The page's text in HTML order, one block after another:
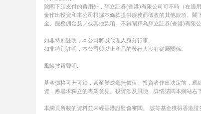
除閣下須支付的費用外，輝立証券(香港)有限公司可不時（在適
金作出投資和本公司根據本條款提供服務而徵收的其他款項。
金、服務佣金及／或其他款項，不得闡釋為輝立証券(香港)有限
如非特別註明，本公司將以代理人身分行事。
如非特別註明，本公司與以上產品的發行人沒有從屬關係。
風險披露聲明:
基金價格可升可跌，甚至變成毫無價值。投資者作出決定前，
資，應尋求獨立的專業意見。投資涉及風險，詳情請閱本網站右
本網頁所載的資料並未經香港證監會審閱。 該等基金獲得香港